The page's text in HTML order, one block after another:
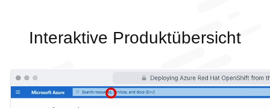
Interaktive Produktübersicht